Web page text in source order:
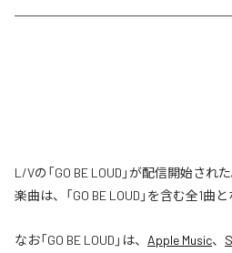
L/Vの「GO BE LOUD」が配信開始さ
楽曲は、「GO BE LOUD」を含む全1曲と
なお「GO BE LOUD 」は、 Apple Music、